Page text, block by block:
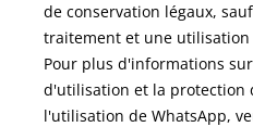
de conservation légaux,
traitement et une
Pour plus d'informations
d'utilisation et la protection
l'utilisation de WhatsApp,